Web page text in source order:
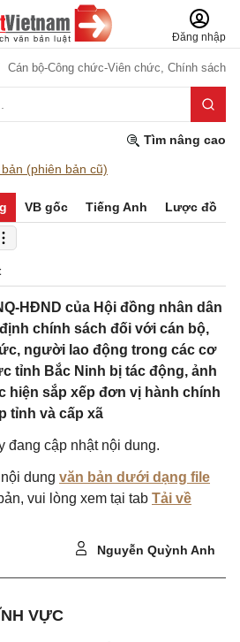
Đăng nhập
Cán bộ-Công chức-Viên chức, Chính sách
Tìm nâng cao
(phiên bản cũ)
VB gốc Tiếng Anh Lược đồ
HĐND của Hội đồng nhân dân
chính sách đối với cán bộ,
người lao động trong các cơ
tỉnh Bắc Ninh bị tác động, ảnh
hiện sắp xếp đơn vị hành chính
tỉnh và cấp xã
đang cập nhật nội dung.
dung văn bản dưới dạng file
vui lòng xem tại tab Tải về
Nguyễn Quỳnh Anh
VỰC